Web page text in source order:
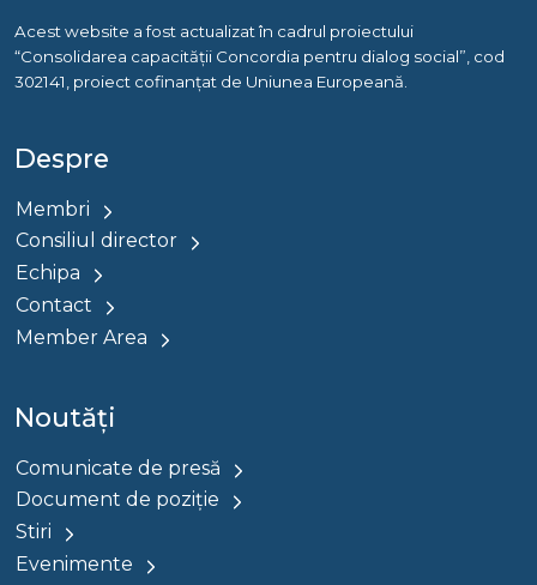
Acest website a fost actualizat în cadrul proiectului
“Consolidarea capacității Concordia pentru dialog social”, cod
302141, proiect cofinanțat de Uniunea Europeană.
Despre
Membri
Consiliul director
Echipa
Contact
Member Area
Noutăți
Comunicate de presă
Document de poziție
Stiri
Evenimente